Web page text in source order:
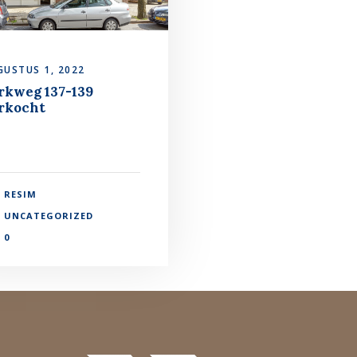
1, 2022
137-139
RESIM
UNCATEGORIZED
0